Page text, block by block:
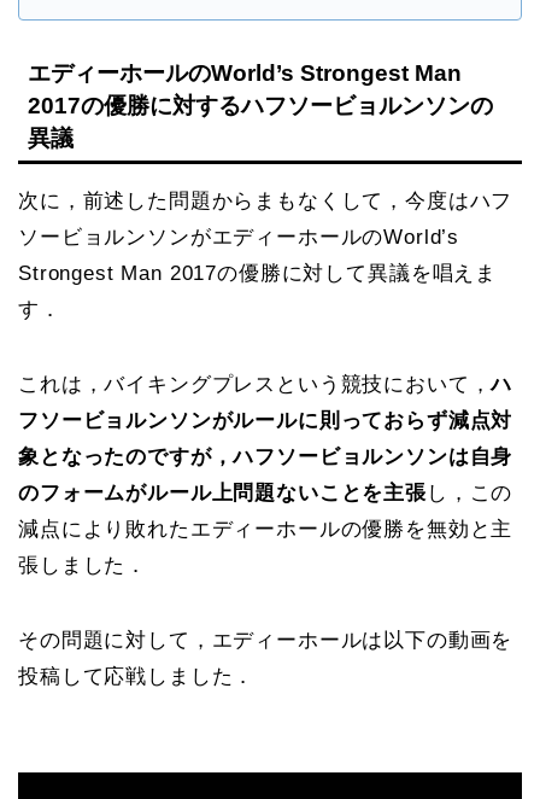
エディーホールのWorld’s Strongest Man
2017の優勝に対するハフソービョルンソンの
異議
次に，前述した問題からまもなくして，今度はハフ
ソービョルンソンがエディーホールのWorld’s
Strongest Man 2017の優勝に対して異議を唱えま
す．
これは，バイキングプレスという競技において，ハ
フソービョルンソンがルールに則っておらず減点対
象となったのですが，ハフソービョルンソンは自身
のフォームがルール上問題ないことを主張し，この
減点により敗れたエディーホールの優勝を無効と主
張しました．
その問題に対して，エディーホールは以下の動画を
投稿して応戦しました．